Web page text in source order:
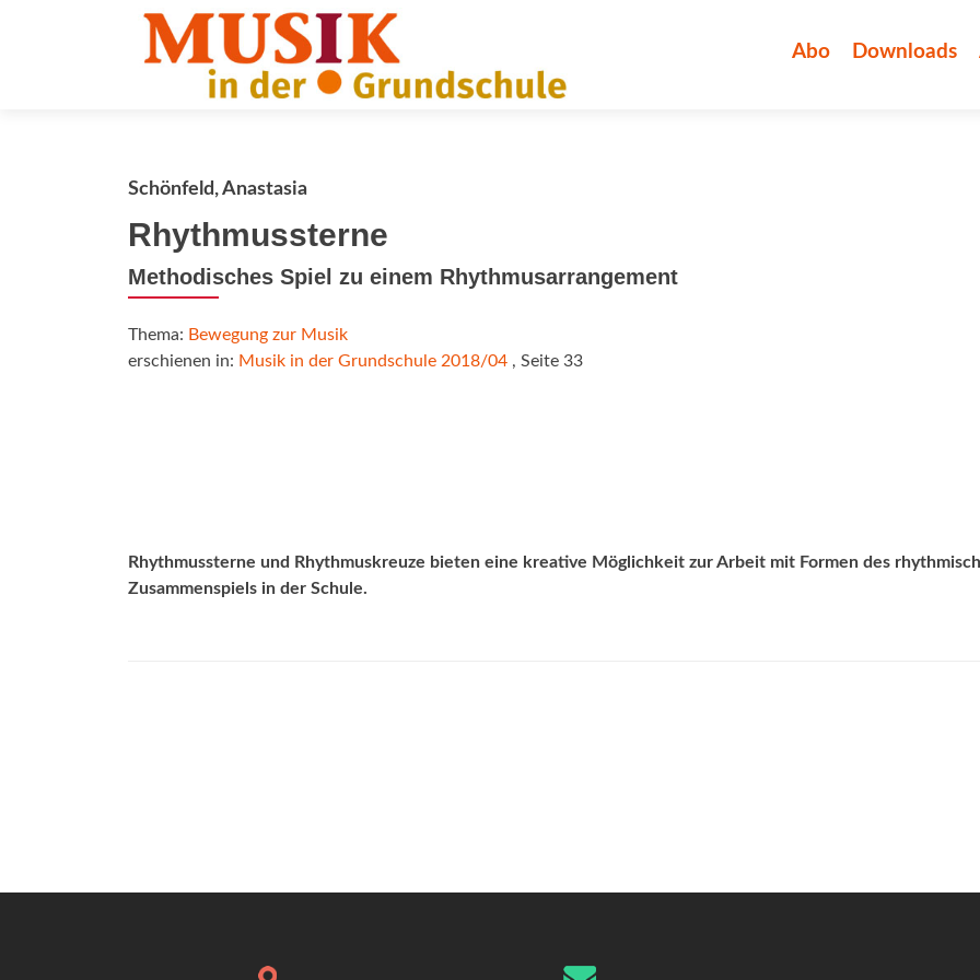
Abo Downloads
Schönfeld, Anastasia
Rhythmussterne
Methodisches Spiel zu einem Rhythmusarrangement
Thema: Bewegung zur Musik
erschienen in: Musik in der Grundschule 2018/04 , Seite 33
Rhythmussterne und Rhythmuskreuze bieten eine kreative Möglichkeit zur Arbeit mit Formen des
Zusammenspiels in der Schule.